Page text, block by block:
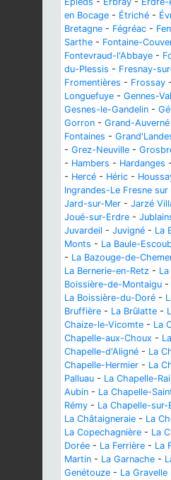
en Bocage - Étriché -
Bretagne - Fégréac -
Sarthe - Fontaine-
Fontevraud-l'Abbaye -
du-Plessis - Fresnay-
Fromentières - Frossay -
Longuefuye - Gennes-
Gesnes-le-Gandelin -
Gorron - Grand-Auverné
Fontaines -
- Grez-Neuville -
- Hambers - Hardanges -
- Hercé - Héric -
Ingrandes-Le Fresne sur
Jard-sur-Mer - Jarzé
Joué-sur-Erdre -
Juvardeil - Juvigné - La
Monts - La Baule-
- La Bazouge-de-
La Bernerie-en-Retz -
Boissière-de-Montaigu -
La Boissière-du-Doré -
Bruffière - La Brûlatte -
Chaize-le-Vicomte - La
Chapelle-aux-Choux -
Chapelle-d'Aligné - La
Chapelle-Hermier - La
Palluau - La Chapelle-
Aubin - La Chapelle-
Rémy - La Chapelle-sur-
La Châtaigneraie - La
La Copechagnière - La
Dorée - La Ferrière - La
Martin - La Garnache -
Genétouze - La Gravelle